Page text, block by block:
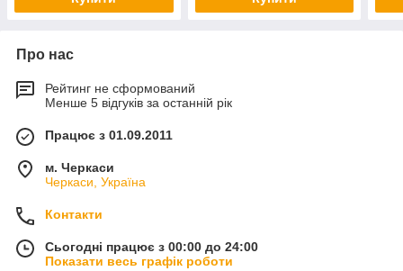
Про нас
Рейтинг не сформований
Менше 5 відгуків за останній рік
Працює з 01.09.2011
м. Черкаси
Черкаси, Україна
Контакти
Сьогодні працює з 00:00 до 24:00
Показати весь графік роботи